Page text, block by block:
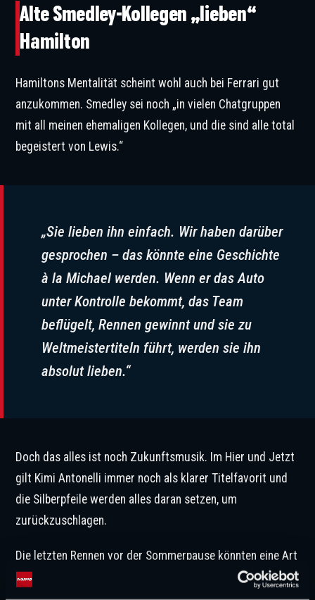
Alte Smedley-Kollegen „lieben“
Hamilton
Hamiltons Mentalität scheint wohl auch bei Ferrari gut
anzukommen. Smedley sei noch „in vielen Chatgruppen
mit all meinen ehemaligen Kollegen, und die sind alle total
begeistert von Lewis.“
„Sie lieben ihn einfach. Wir haben darüber
gesprochen – das könnte eine Geschichte
à la Michael werden. Wenn er das Auto
unter Kontrolle bekommt, das Team
beflügelt, Rennen gewinnt und sie zu
Weltmeistertiteln führt, werden sie ihn
absolut lieben.“
Doch das alles ist noch Zukunftsmusik. Im Hier und Jetzt
gilt Kimi Antonelli immer noch als klarer Titelfavorit und
die Silberpfeile werden alles daran setzen, um
zurückzuschlagen.
Die letzten Rennen vor der Sommerpause könnten eine Art
Standortbestimmung sein. Darf Ferrari wirklich endlich